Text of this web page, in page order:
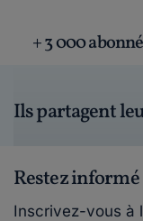
+ 3 000
Ils partagent
Restez informé
Inscrivez-vous à